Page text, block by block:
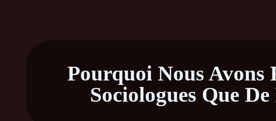
Pourquoi Nous Avons
Sociologues Que